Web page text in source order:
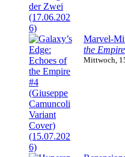
Marvel-
the Empire
Mittwoch,